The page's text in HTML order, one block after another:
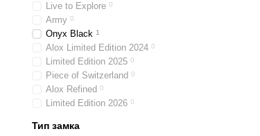
Live to Explore 0
Army 0
Onyx Black 1
Alox Limited Edition 2024 0
Limited Edition 2025 0
Piece of Switzerland 0
Alox Refined 0
Limited Edition 2026 0
Тип замка